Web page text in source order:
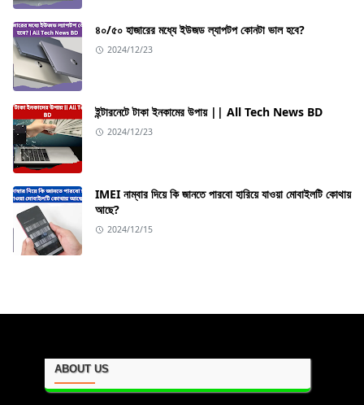
৪০/৫০ হাজারের মধ্যে ইউজড ল্যাপটপ কোনটা ভাল হবে?
2024/12/23
ইন্টারনেটে টাকা ইনকামের উপায় || All Tech News BD
2024/12/23
IMEI নাম্বার দিয়ে কি জানতে পারবো হারিয়ে যাওয়া মোবাইলটি কোথায়
আছে?
2024/12/15
ABOUT US